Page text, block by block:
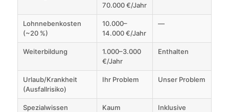
70.000 €/Jahr
Lohnnebenkosten
(~20 %)
10.000–
14.000 €/Jahr
—
Weiterbildung
1.000–3.000
€/Jahr
Enthalten
Urlaub/Krankheit
(Ausfallrisiko)
Ihr Problem Unser Problem
Spezialwissen
Kaum
Inklusive